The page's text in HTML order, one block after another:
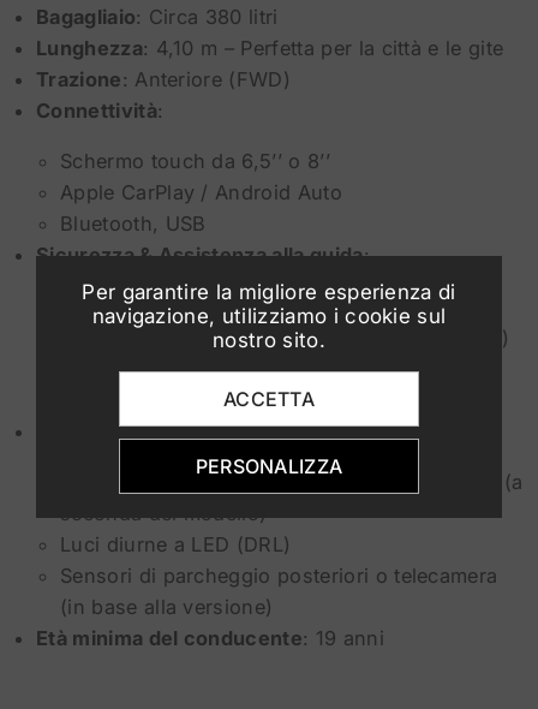
Per garantire la migliore esperienza di
navigazione, utilizziamo i cookie sul
nostro sito.
ACCETTA
PERSONALIZZA
Bagagliaio: Circa 380 litri
Lunghezza: 4,10 m – Perfetta per la città e le gite
Trazione: Anteriore (FWD)
Connettività:
Schermo touch da 6,5’’ o 8’’
Apple CarPlay / Android Auto
Bluetooth, USB
Sicurezza & Assistenza alla guida:
Mantenimento corsia (Lane Assist)
Frenata automatica d’emergenza (Front Assist)
Hill Start Assist (partenza in salita)
ESP, ABS, Airbag
:
Aria condizionata o climatizzatore automatico (a
seconda del modello)
Luci diurne a LED (DRL)
Sensori di parcheggio posteriori o telecamera
(in base alla versione)
Età minima del conducente: 19 anni